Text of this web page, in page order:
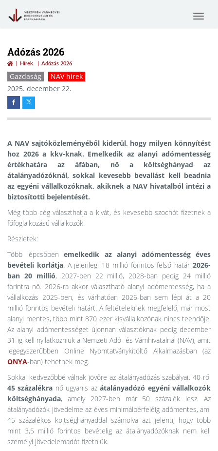
Toggle
Adózás 2026
Hírek Adózás 2026
Gazdaság
NAV hírek
2025. december 22.
A NAV sajtóközleményéből kiderül, hogy milyen könnyítést
hoz 2026 a kkv-knak. Emelkedik az alanyi adómentesség
értékhatára az áfában, nő a költséghányad az
átalányadózóknál, sokkal kevesebb bevallást kell beadnia
az egyéni vállalkozóknak, akiknek a NAV hivatalból intézi a
biztosítotti bejelentését.
Még több cég választhatja a kivát, és kevesebb szochót fizetnek a
főfoglalkozású vállalkozók.
Részletek:
Több lépcsőbenemelkedik az alanyi adómentesség éves
bevételi korlátja. A jelenlegi 18 millió forintos felső határ2026-
ban 20 millió, 2027-ben 22 millió, 2028-ban pedig 24 millió
forintra nő. 2026-ra akkor választható alanyi adómentesség, ha a
vállalkozás 2025-ben, és várhatóan 2026-ban sem lépi át a 20
millió forintos bevételi határt. A feltételeknek megfelelő, már most
alanyi mentes, több mint 870 ezer kisvállalkozónak nincs teendője.
Az alanyi adómentességet újonnan választóknak pedig december
31-ig kell nyilatkozniuk a Nemzeti Adó- és Vámhivatalnál (NAV), amit
legegyszerűbben Online Nyomtatványkitöltő Alkalmazásban (az
ONYA-ban) tehetnek meg.
Sokkal kedvezőbbé válnak jövőre az átalányadózás szabályai,40-ről
45 százalékra nő ugyanis azátalányadózó egyéni vállalkozók
költséghányada, amely 2027-ben már 50 százalék lesz. Az
átalányadózók jövedelme az éves minimálbérfeléig adómentes, ami
45 százalékos költséghányaddal számolva azt jelenti, hogy több
mint 3,5 millió forintos bevételig az átalányadózóknak nem kell
személyi jövedelemadót fizetniük.